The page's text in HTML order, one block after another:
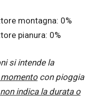
montagna: 0%
pianura: 0%
si intende la
con pioggia
non indica la durata o